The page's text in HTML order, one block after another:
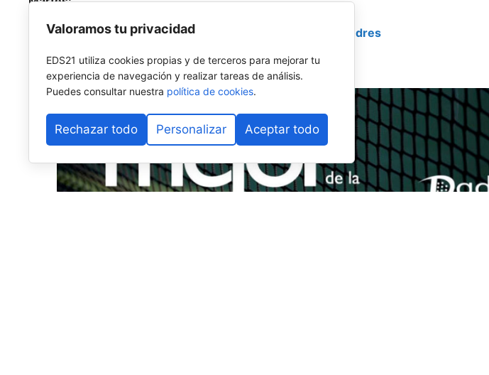
Doble despedida del top 8 en las previas femeninas de Londres
La ciudad del Támesis se rinde al mejor pádel profesional
Valoramos tu privacidad
EDS21 utiliza cookies propias y de terceros para mejorar tu
experiencia de navegación y realizar tareas de análisis.
Puedes consultar nuestra política de cookies.
Rechazar todo Personalizar Aceptar todo